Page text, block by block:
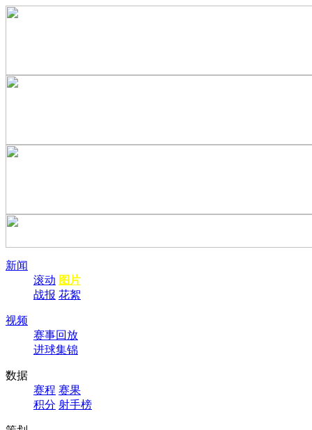
新闻
滚动 图片
战报 花絮
视频
赛事回放
进球集锦
数据
赛程 赛果
积分 射手榜